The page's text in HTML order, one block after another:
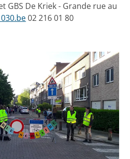
GBS De Kriek - Grande rue au
02 216 01 80